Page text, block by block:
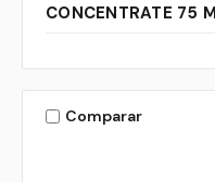
CONCENTRATE 75
Comparar